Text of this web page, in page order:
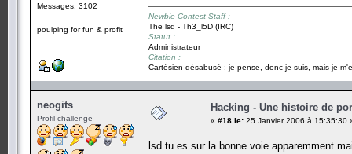
Messages: 3102
poulping for fun & profit
Newbie Contest Staff :
The lsd - Th3_l5D (IRC)
Statut :
Administrateur
Citation :
Cartésien désabusé : je pense, donc je suis, mais je
neogits
Profil challenge
Hacking - Une histoire de
« #18 le: 25 Janvier 2006 à 15:35:30
lsd tu es sur la bonne voie apparemment